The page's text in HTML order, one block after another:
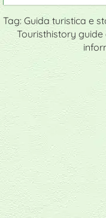
Tag: Guida turistica e
Touristhistory